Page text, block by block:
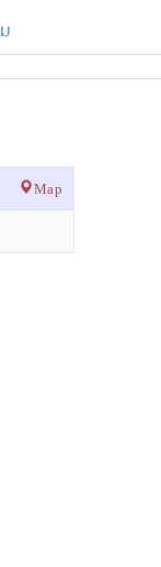
Map